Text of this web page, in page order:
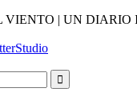
VIENTO | UN DIARIO